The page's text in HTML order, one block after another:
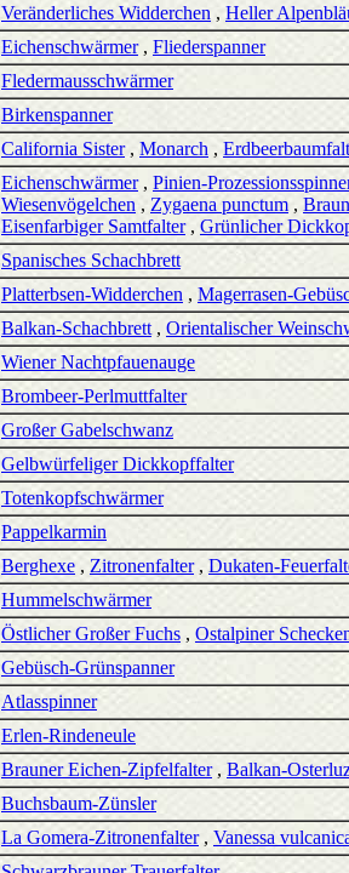
Veränderliches Widderchen , Heller
Eichenschwärmer, Fliederspanner
Fledermausschwärmer
Birkenspanner
California Sister, Monarch ,
Eichenschwärmer, Pinien-
Wiesenvögelchen , Zygaena punctum ,
Eisenfarbiger Samtfalter, Grünlicher
Spanisches Schachbrett
Platterbsen-Widderchen , Magerrasen-
Balkan-Schachbrett , Orientalischer
Wiener Nachtpfauenauge
Brombeer-Perlmuttfalter
Großer Gabelschwanz
Gelbwürfeliger Dickkopffalter
Totenkopfschwärmer
Pappelkarmin
Berghexe , Zitronenfalter, Dukaten-
Hummelschwärmer
Östlicher Großer Fuchs , Ostalpiner
Gebüsch-Grünspanner
Atlasspinner
Erlen-Rindeneule
Brauner Eichen-Zipfelfalter, Balkan-
Buchsbaum-Zünsler
La Gomera-Zitronenfalter, Vanessa